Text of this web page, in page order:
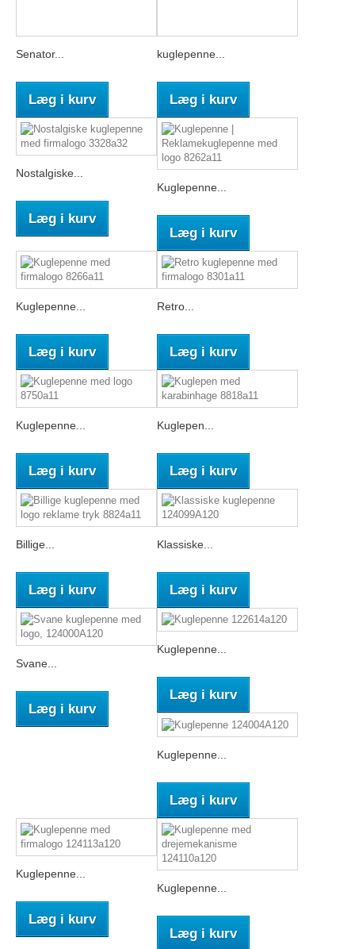
Senator...
Læg i kurv
kuglepenne...
Læg i kurv
Nostalgiske...
Læg i kurv
Kuglepenne...
Læg i kurv
Kuglepenne...
Læg i kurv
Retro...
Læg i kurv
Kuglepenne...
Læg i kurv
Kuglepen...
Læg i kurv
Billige...
Læg i kurv
Klassiske...
Læg i kurv
Svane...
Læg i kurv
Kuglepenne...
Læg i kurv
Kuglepenne...
Læg i kurv
Kuglepenne...
Læg i kurv
Kuglepenne...
Læg i kurv